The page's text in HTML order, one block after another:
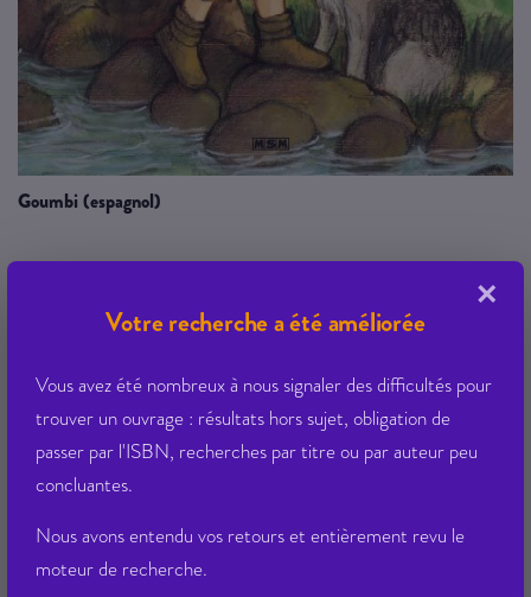
Votre recherche a été améliorée
Vous avez été nombreux à nous signaler des difficultés pour
trouver un ouvrage : résultats hors sujet, obligation de
passer par l'ISBN, recherches par titre ou par auteur peu
concluantes.
Nous avons entendu vos retours et entièrement revu le
moteur de recherche.
×
goumbi (espagnol)
SALES GEMMA
MSM |31/01/2005
Ean13 : 9782911515989
Etat Dilicom : Arret Commercial
Disponible